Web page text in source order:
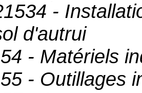
-
d'autrui
- Matériels
- Outillages